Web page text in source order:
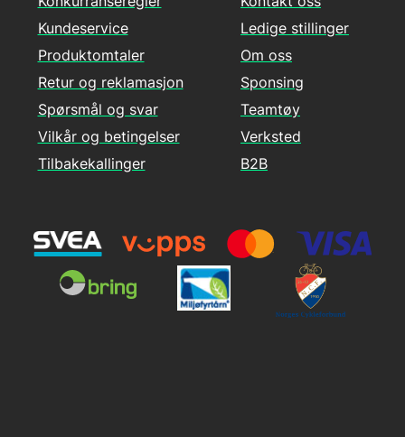
Kundeservice
Produktomtaler
Retur og reklamasjon
Spørsmål og svar
Vilkår og betingelser
Tilbakekallinger
Ledige stillinger
Om oss
Sponsing
Teamtøy
Verksted
B2B